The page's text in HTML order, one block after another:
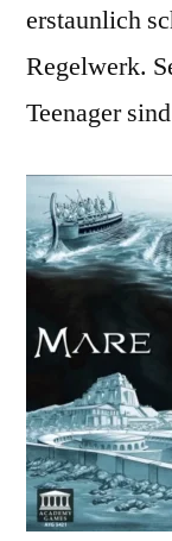
erstaunlich
Regelwerk.
Teenager